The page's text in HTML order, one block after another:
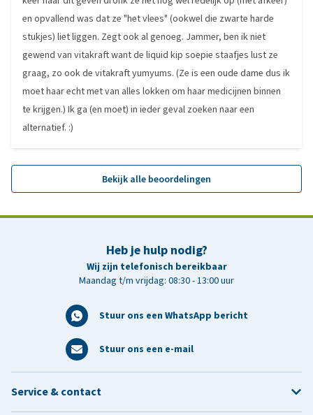
en opvallend was dat ze "het vlees" (ookwel die zwarte harde
stukjes) liet liggen. Zegt ook al genoeg. Jammer, ben ik niet
gewend van vitakraft want de liquid kip soepie staafjes lust ze
graag, zo ook de vitakraft yumyums. (Ze is een oude dame dus ik
moet haar echt met van alles lokken om haar medicijnen binnen
te krijgen.) Ik ga (en moet) in ieder geval zoeken naar een
alternatief. :)
Bekijk alle beoordelingen
Heb je hulp nodig?
Wij zijn telefonisch bereikbaar
Maandag t/m vrijdag: 08:30 - 13:00 uur
Stuur ons een WhatsApp bericht
Stuur ons een e-mail
Service & contact